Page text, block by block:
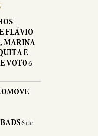
FLÁVIO
MARINA
E
VOTO6
6 de